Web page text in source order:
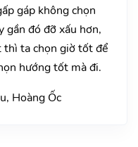
gáp không chọn
gần đó đỡ xấu hơn,
thì ta chọn giờ tốt để
hướng tốt mà đi.
Hoàng Ốc